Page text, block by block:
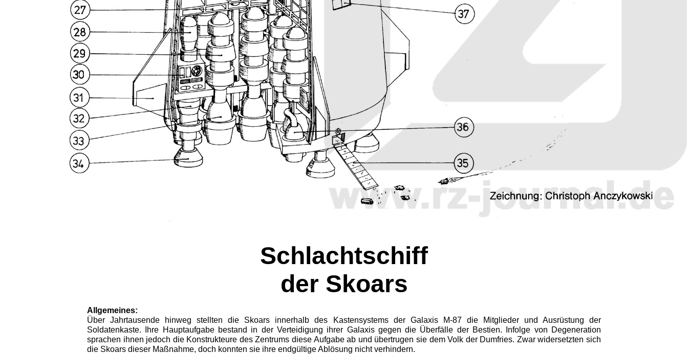
Schlachtschiff
der Skoars
Allgemeines:
Über Jahrtausende hinweg stellten die Skoars innerhalb des Kastensystems der Galaxis M-87 die Mitglieder und Aus­rüstung der
Soldatenkaste. Ihre Hauptaufgabe bestand in der Verteidigung ihrer Galaxis gegen die Überfälle der Bestien. Infolge von Degeneration
sprachen ihnen jedoch die Kon­strukteure des Zentrums diese Aufgabe ab und übertrugen sie dem Volk der Dumfries. Zwar widersetzten sich
die Skoars dieser Maßnahme, doch konnten sie ihre endgültige Ab­lösung nicht verhindern.